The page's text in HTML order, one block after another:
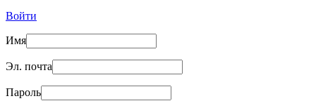
Войти
Имя
Эл. почта
Пароль